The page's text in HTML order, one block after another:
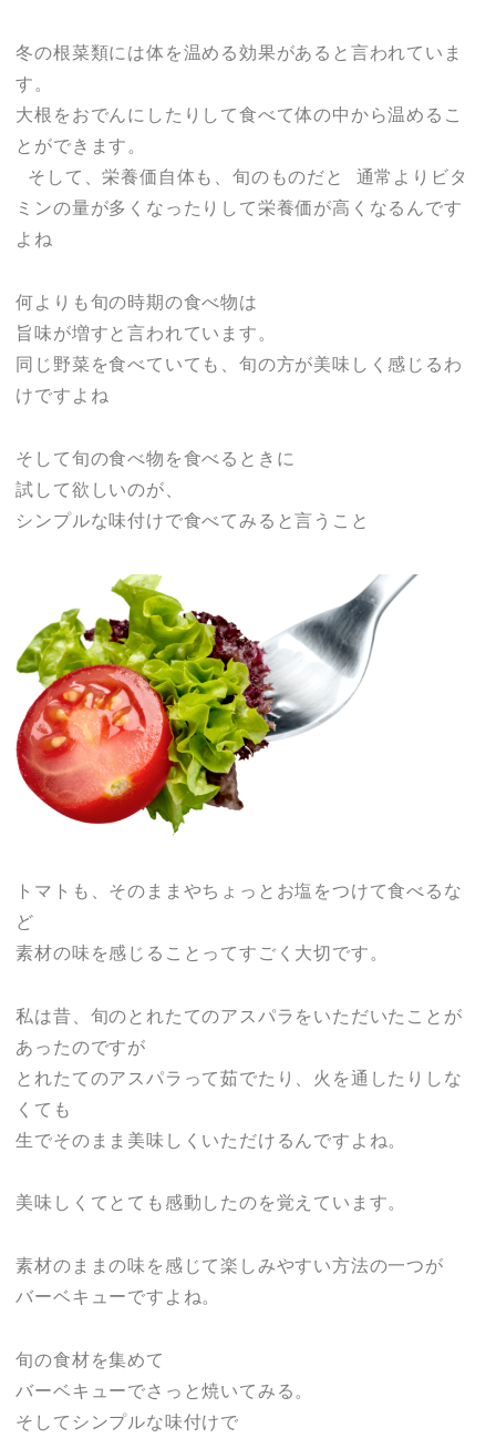
冬の根菜類には体を温める効果があると言われていま
す。
大根をおでんにしたりして食べて体の中から温めるこ
とができます。
そして、栄養価自体も、旬のものだと 通常よりビタ
ミンの量が多くなったりして栄養価が高くなるんです
よね
何よりも旬の時期の食べ物は
旨味が増すと言われています。
同じ野菜を食べていても、旬の方が美味しく感じるわ
けですよね
そして旬の食べ物を食べるときに
試して欲しいのが、
シンプルな味付けで食べてみると言うこと
トマトも、そのままやちょっとお塩をつけて食べるな
ど
素材の味を感じることってすごく大切です。
私は昔、旬のとれたてのアスパラをいただいたことが
あったのですが
とれたてのアスパラって茹でたり、火を通したりしな
くても
生でそのまま美味しくいただけるんですよね。
美味しくてとても感動したのを覚えています。
素材のままの味を感じて楽しみやすい方法の一つが
バーベキューですよね。
旬の食材を集めて
バーベキューでさっと焼いてみる。
そしてシンプルな味付けで